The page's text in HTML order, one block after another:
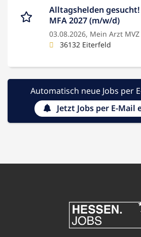
Alltagshelden
MFA 2027 (m/w/d)
03.08.2026, Mein Arzt MVZ
36132 Eiterfeld
Automatisch neue Jobs per
Jetzt Jobs per E-Mail